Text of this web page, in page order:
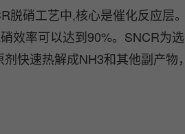
脱硝工艺中,核心是催化反应层
效率可以达到90%。SNCR为
快速热解成NH3和其他副产